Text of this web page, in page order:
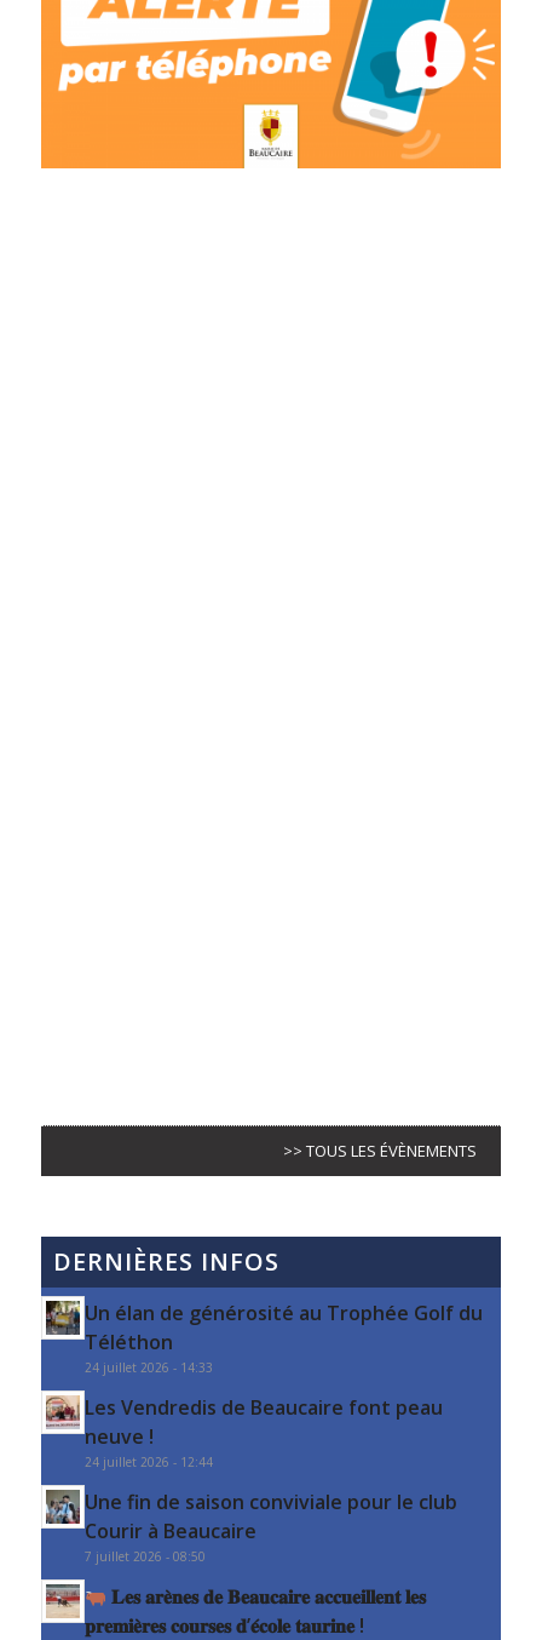
>> TOUS LES ÉVÈNEMENTS
DERNIÈRES INFOS
Un élan de générosité au Trophée Golf du
Téléthon
24 juillet 2026 - 14:33
Les Vendredis de Beaucaire font peau
neuve !
24 juillet 2026 - 12:44
Une fin de saison conviviale pour le club
Courir à Beaucaire
7 juillet 2026 - 08:50
𝐋𝐞𝐬 𝐚𝐫𝐞̀𝐧𝐞𝐬 𝐝𝐞 𝐁𝐞𝐚𝐮𝐜𝐚𝐢𝐫𝐞 𝐚𝐜𝐜𝐮𝐞𝐢𝐥𝐥𝐞𝐧𝐭 𝐥𝐞𝐬
𝐩𝐫𝐞𝐦𝐢𝐞̀𝐫𝐞𝐬 𝐜𝐨𝐮𝐫𝐬𝐞𝐬 𝐝’𝐞́𝐜𝐨𝐥𝐞 𝐭𝐚𝐮𝐫𝐢𝐧𝐞 !